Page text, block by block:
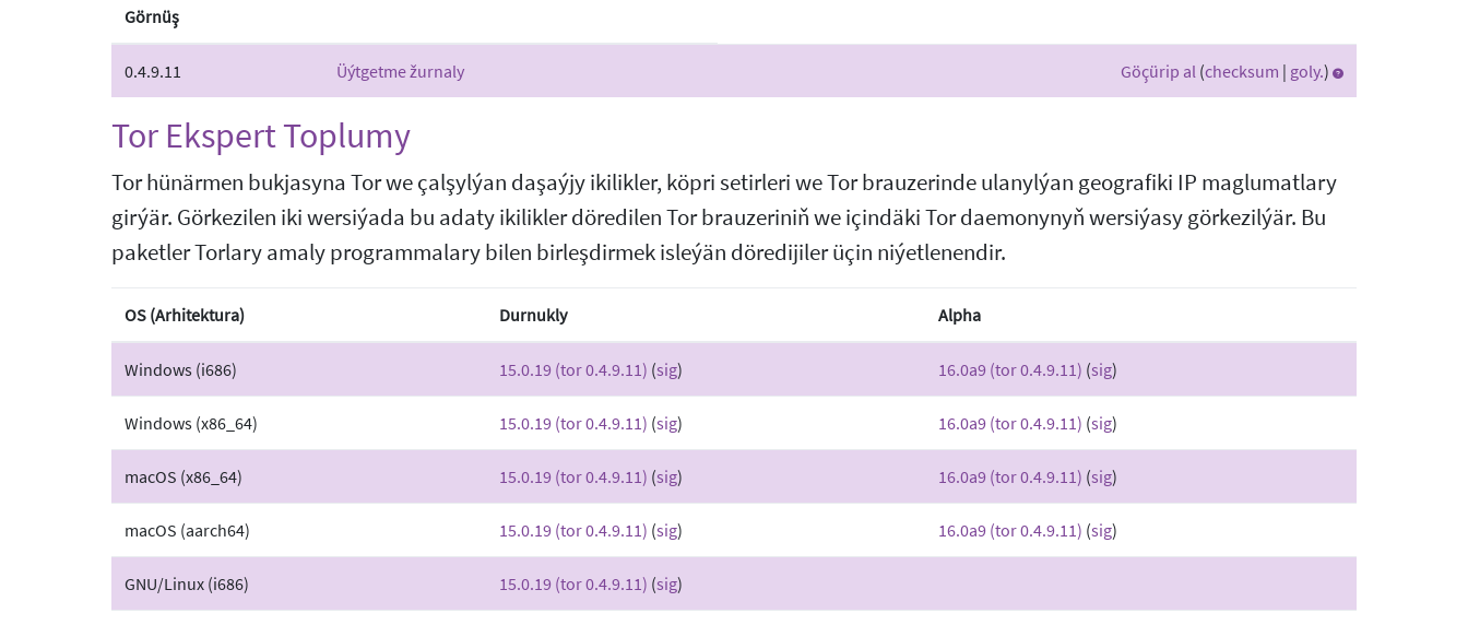
Görnüş
0.4.9.11 Üýtgetme žurnaly Göçürip al (checksum | goly.)
Tor Ekspert Toplumy
Tor hünärmen bukjasyna Tor we çalşylýan daşaýjy ikilikler, köpri setirleri we Tor brauzerinde ulanylýan geografiki IP maglumatlary
girýär. Görkezilen iki wersiýada bu adaty ikilikler döredilen Tor brauzeriniň we içindäki Tor daemonynyň wersiýasy görkezilýär. Bu
paketler Torlary amaly programmalary bilen birleşdirmek isleýän döredijiler üçin niýetlenendir.
OS (Arhitektura) Durnukly Alpha
Windows (i686) 15.0.19 (tor 0.4.9.11) (sig) 16.0a9 (tor 0.4.9.11) (sig)
Windows (x86_64) 15.0.19 (tor 0.4.9.11) (sig) 16.0a9 (tor 0.4.9.11) (sig)
macOS (x86_64) 15.0.19 (tor 0.4.9.11) (sig) 16.0a9 (tor 0.4.9.11) (sig)
macOS (aarch64) 15.0.19 (tor 0.4.9.11) (sig) 16.0a9 (tor 0.4.9.11) (sig)
GNU/Linux (i686) 15.0.19 (tor 0.4.9.11) (sig)